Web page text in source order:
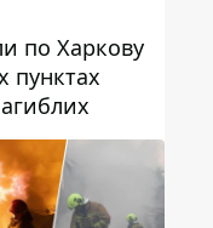
по Харкову
пунктах